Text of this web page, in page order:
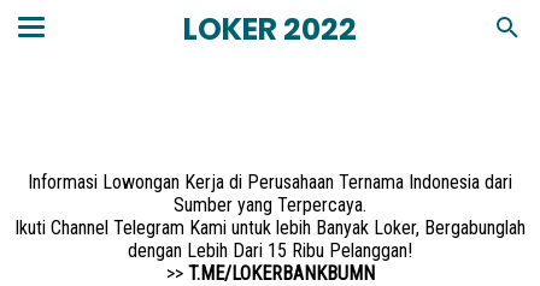
LOKER 2022
Informasi Lowongan Kerja di Perusahaan Ternama Indonesia dari
Sumber yang Terpercaya.
Ikuti Channel Telegram Kami untuk lebih Banyak Loker, Bergabunglah
dengan Lebih Dari 15 Ribu Pelanggan!
>>T.ME/LOKERBANKBUMN